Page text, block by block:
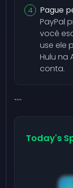
Pague
PayPal
você
use ele
Hulu na
conta.
```
Today's